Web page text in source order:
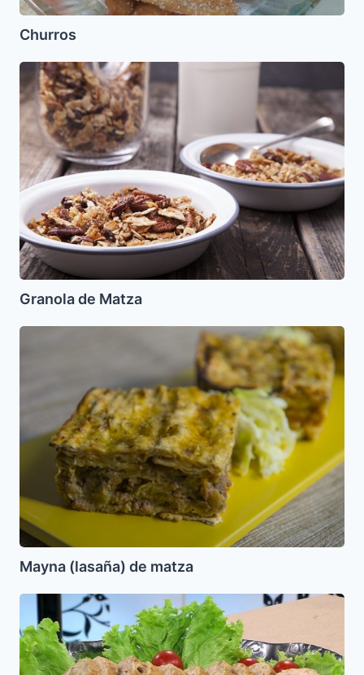
Churros
Granola
de
Matza
Granola de Matza
Mayna
Mayna (lasaña) de matza
Cuajjada
de
Pollo